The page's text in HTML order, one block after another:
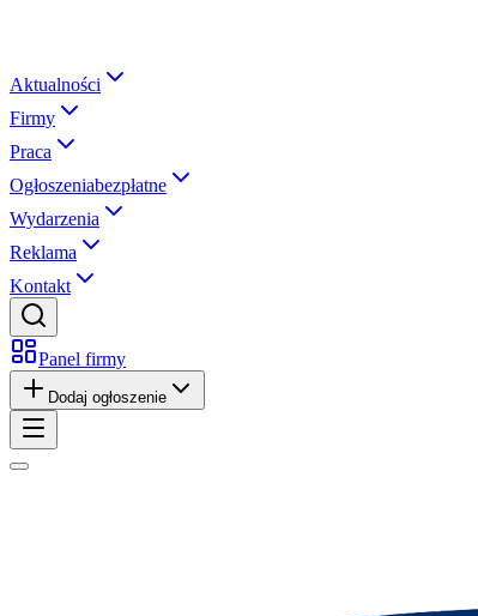
Aktualności
Firmy
Praca
Ogłoszeniabezpłatne
Wydarzenia
Reklama
Kontakt
Panel firmy
Dodaj ogłoszenie